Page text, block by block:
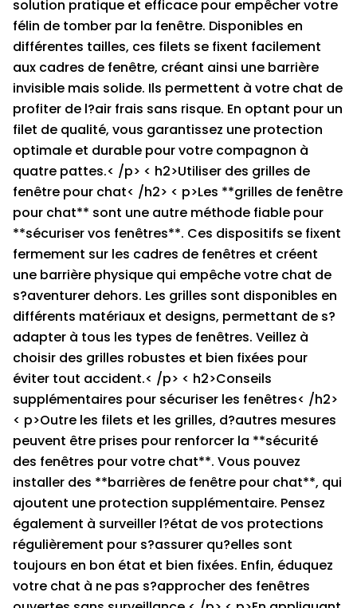
solution pratique et efficace pour empêcher votre
félin de tomber par la fenêtre. Disponibles en
différentes tailles, ces filets se fixent facilement
aux cadres de fenêtre, créant ainsi une barrière
invisible mais solide. Ils permettent à votre chat de
profiter de l?air frais sans risque. En optant pour un
filet de qualité, vous garantissez une protection
optimale et durable pour votre compagnon à
quatre pattes.< /p> < h2>Utiliser des grilles de
fenêtre pour chat< /h2> < p>Les **grilles de fenêtre
pour chat** sont une autre méthode fiable pour
**sécuriser vos fenêtres**. Ces dispositifs se fixent
fermement sur les cadres de fenêtres et créent
une barrière physique qui empêche votre chat de
s?aventurer dehors. Les grilles sont disponibles en
différents matériaux et designs, permettant de s?
adapter à tous les types de fenêtres. Veillez à
choisir des grilles robustes et bien fixées pour
éviter tout accident.< /p> < h2>Conseils
supplémentaires pour sécuriser les fenêtres< /h2>
< p>Outre les filets et les grilles, d?autres mesures
peuvent être prises pour renforcer la **sécurité
des fenêtres pour votre chat**. Vous pouvez
installer des **barrières de fenêtre pour chat**, qui
ajoutent une protection supplémentaire. Pensez
également à surveiller l?état de vos protections
régulièrement pour s?assurer qu?elles sont
toujours en bon état et bien fixées. Enfin, éduquez
votre chat à ne pas s?approcher des fenêtres